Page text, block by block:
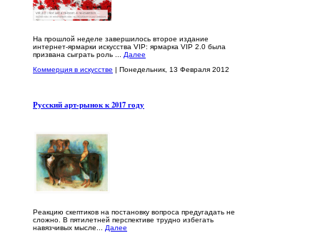
На прошлой неделе завершилось второе издание
интернет-ярмарки искусства VIP: ярмарка VIP 2.0 была
призвана сыграть роль ... Далее
Коммерция в искусстве | Понедельник, 13 Февраля 2012
Русский арт-рынок к 2017 году
Реакцию скептиков на постановку вопроса предугадать не
сложно. В пятилетней перспективе трудно избегать
навязчивых мысле... Далее